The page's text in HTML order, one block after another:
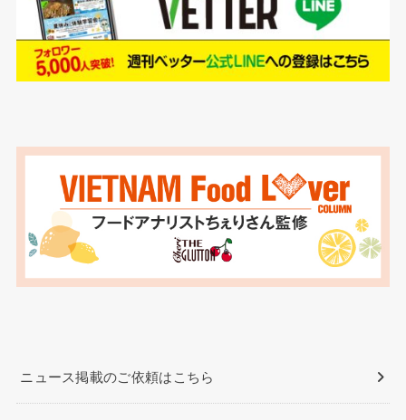
ニュース掲載のご依頼はこちら